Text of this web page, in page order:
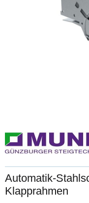
Automatik-
Klapprahmen